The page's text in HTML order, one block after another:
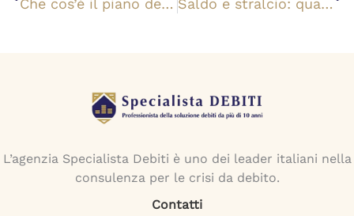
Che cos’è il piano del consumatore in Equitalia? Saldo e stralcio: quanto offrire? Una guida per scoprirlo!
L’agenzia Specialista Debiti è uno dei leader italiani nella
consulenza per le crisi da debito.
Contatti